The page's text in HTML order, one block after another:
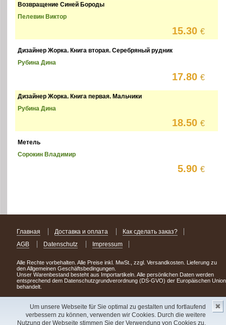
Um unsere Webseite für Sie optimal zu gestalten und fortlaufend
verbessern zu können, verwenden wir Cookies. Durch die weitere
Nutzung der Webseite stimmen Sie der Verwendung von Cookies zu.
✖
Возвращение Синей Бороды
Пелевин Виктор
15.30€
Дизайнер Жорка. Книга вторая. Серебряный рудник
Рубина Дина
17.80€
Дизайнер Жорка. Книга первая. Мальчики
Рубина Дина
18.50€
Метель
Сорокин Владимир
5.90€
Главная Доставка и оплата
Как сделать заказ?
AGB
Datenschutz Impressum
Alle Rechte vorbehalten. Alle Preise inkl. MwSt., zzgl. Versandkosten. Lieferung zu
den Allgemeinen Geschäftsbedingungen.
Unser Warenbestand besteht aus Importartikeln. Alle persönlichen Daten werden
entsprechend dem Datenschutzgrundverordnung (DS-GVO) der Europäischen Union
behandelt.
Сделав заказ сегодня, уже через день или два Вы можете стать обладателем
НОВИНКИ из Германии! Удачного поиска!
Copyright 2003 - 2023 © Express-Kniga